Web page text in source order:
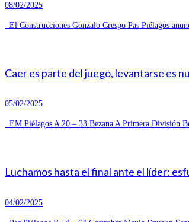
08/02/2025
El Construcciones Gonzalo Crespo Pas Piélagos
Caer es parte del juego, levantarse es
05/02/2025
EM Piélagos A 20 – 33 Bezana A Primera División
Luchamos hasta el final ante el líder:
04/02/2025